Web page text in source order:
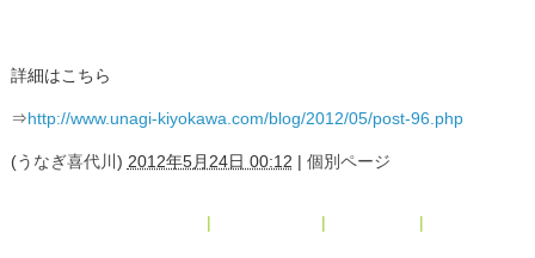
詳細はこちら
⇒http://www.unagi-kiyokawa.com/blog/2012/05/post-96.php
(うなぎ喜代川 ) 2012年5月24日 00:12 | 個別ページ
| | |